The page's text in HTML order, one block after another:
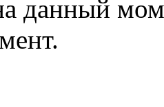
данный